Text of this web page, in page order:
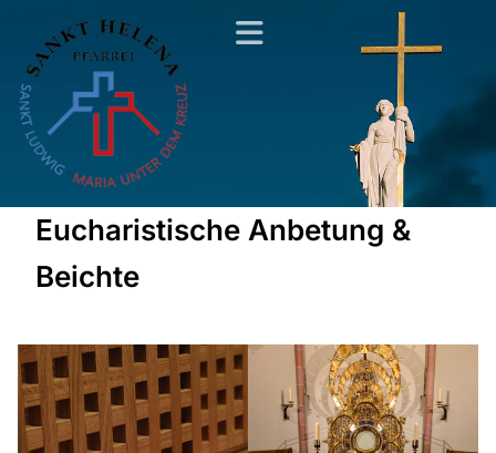
Eucharistische Anbetung &
Beichte